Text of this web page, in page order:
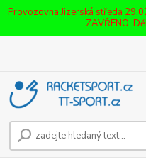
Provozovna Jizerská středa
ZAVŘENO.